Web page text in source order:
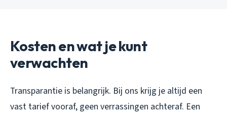
Kosten en wat je kunt
verwachten
Transparantie is belangrijk. Bij ons krijg je altijd een
vast tarief vooraf, geen verrassingen achteraf. Een